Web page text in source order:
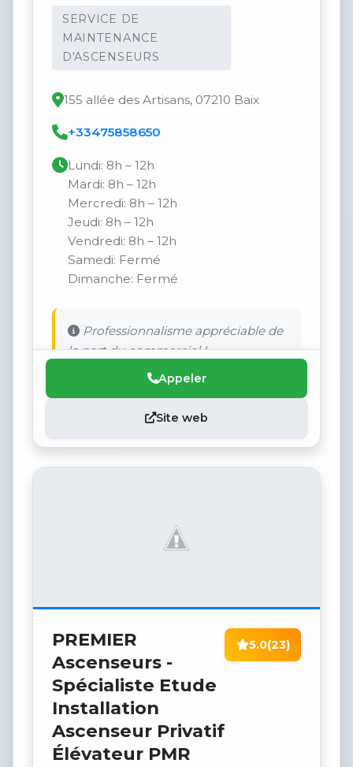
SERVICE DE
MAINTENANCE
D'ASCENSEURS
155 allée des Artisans, 07210 Baix
+33475858650
Lundi: 8h – 12h
Mardi: 8h – 12h
Mercredi: 8h – 12h
Jeudi: 8h – 12h
Vendredi: 8h – 12h
Samedi: Fermé
Dimanche: Fermé
Professionnalisme appréciable de
la part du commercial !
Appeler
Site web
PREMIER
Ascenseurs -
Spécialiste Etude
Installation
Ascenseur Privatif
Élévateur PMR
5.0(23)